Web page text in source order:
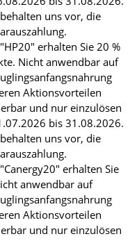
uns vor, die
erhalten Sie 20 %
Nicht anwendbar auf
Aktionsvorteilen
und nur einzulösen
bis 31.08.2026.
uns vor, die
erhalten Sie
anwendbar auf
Aktionsvorteilen
und nur einzulösen